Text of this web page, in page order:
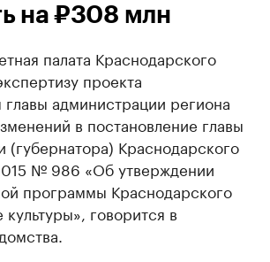
на ₽308 млн
палата Краснодарского
проекта
главы администрации региона
в постановление главы
(губернатора) Краснодарского
№ 986 «Об утверждении
программы Краснодарского
культуры», говорится в